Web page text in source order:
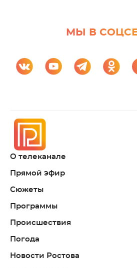
МЫ В
О телеканале
Прямой эфир
Сюжеты
Программы
Происшествия
Погода
Новости Ростова